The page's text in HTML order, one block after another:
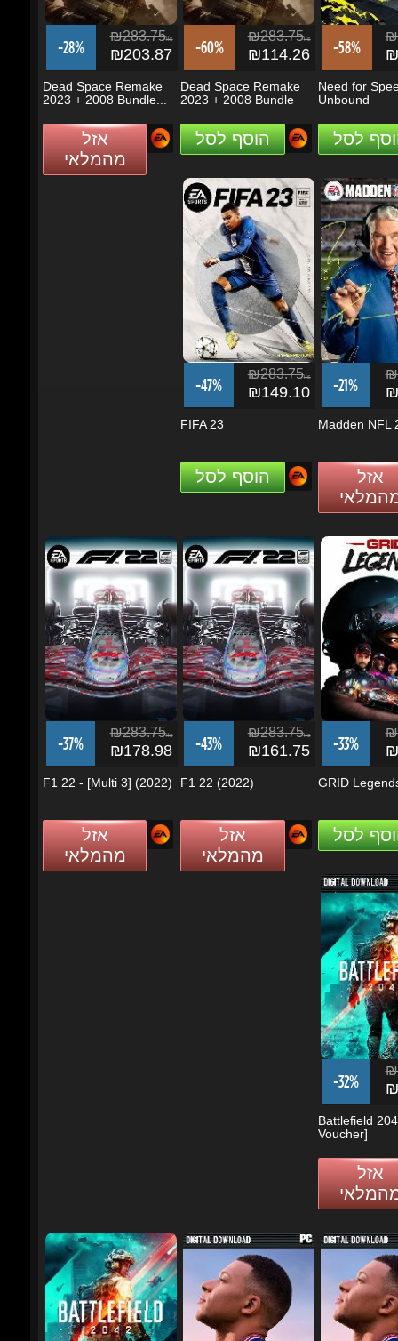
Dead Space Remake
2023 + 2008 Bundle...
אזל
מהמלאי
Dead Space Remake
2023 + 2008 Bundle
הוסף לסל
Need for
לסל
-47%
₪283.75
₪149.10
FIFA 23
הוסף לסל
-21%
Madden NFL
אזל
מהמלאי
-37%
₪283.75ils
₪178.98
F1 22 - [Multi 3] (2022)
אזל
מהמלאי
-43%
₪283.75ils
₪161.75
F1 22 (2022)
אזל
מהמלאי
-33%
GRID Legends
לסל
-32%
Battlefield
Voucher]
אזל
מהמלאי
₪283.75 ₪283.75